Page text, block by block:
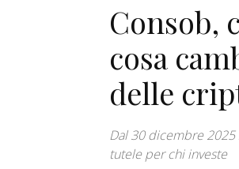
Consob,
cosa
delle
Dal 30 dicembre
tutele per chi investe